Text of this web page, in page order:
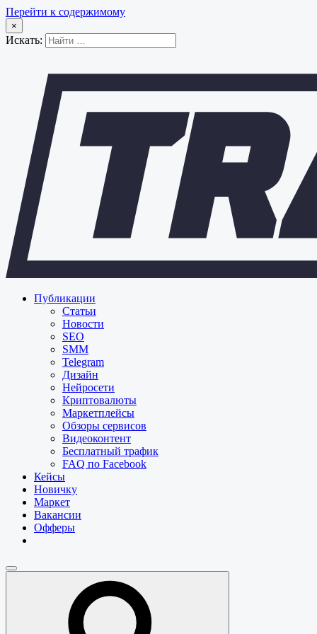
Перейти к содержимому
×
Искать:
Публикации
Статьи
Новости
SEO
SMM
Telegram
Дизайн
Нейросети
Криптовалюты
Маркетплейсы
Обзоры сервисов
Видеоконтент
Бесплатный трафик
FAQ по Facebook
Кейсы
Новичку
Маркет
Вакансии
Офферы